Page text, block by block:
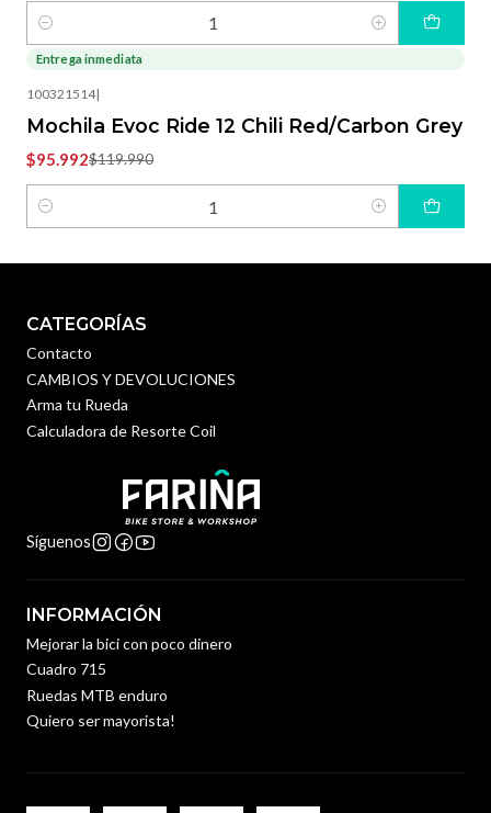
Cantidad
-20%
Entrega inmediata
100321514|
Mochila Evoc Ride 12 Chili Red/Carbon Grey
$95.992$119.990
Cantidad
CATEGORÍAS
Contacto
CAMBIOS Y DEVOLUCIONES
Arma tu Rueda
Calculadora de Resorte Coil
Síguenos
INFORMACIÓN
Mejorar la bici con poco dinero
Cuadro 715
Ruedas MTB enduro
Quiero ser mayorista!